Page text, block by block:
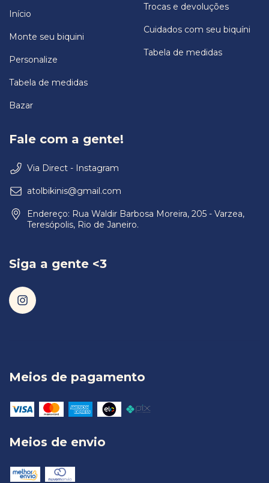
Início
Monte seu biquini
Personalize
Tabela de medidas
Bazar
Trocas e devoluções
Cuidados com seu biquíni
Tabela de medidas
Fale com a gente!
Via Direct - Instagram
atolbikinis@gmail.com
Endereço: Rua Waldir Barbosa Moreira, 205 - Varzea,
Teresópolis, Rio de Janeiro.
Siga a gente <3
Meios de pagamento
Meios de envio